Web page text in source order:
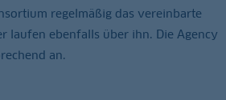
regelmäßig das vereinbarte
laufen ebenfalls über ihn. Die Agency
an.